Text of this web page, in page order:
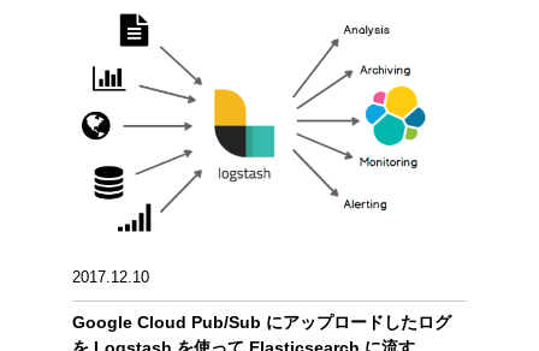
2017.12.10
Google Cloud Pub/Sub にアップロードしたログ